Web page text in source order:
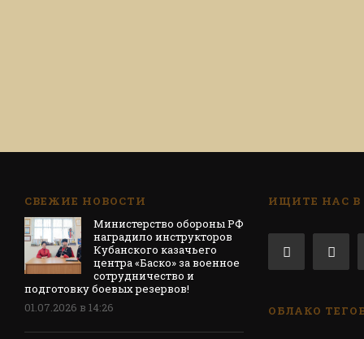
СВЕЖИЕ НОВОСТИ
Министерство обороны РФ
наградило инструкторов
Кубанского казачьего
центра «Баско» за военное
сотрудничество и
подготовку боевых резервов!
01.07.2026 в 14:26
ИЩИТЕ НАС В
ОБЛАКО